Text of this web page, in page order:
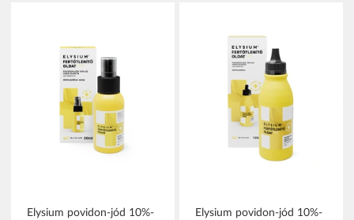
Elysium povidon-jód 10%-
Elysium povidon-jód 10%-